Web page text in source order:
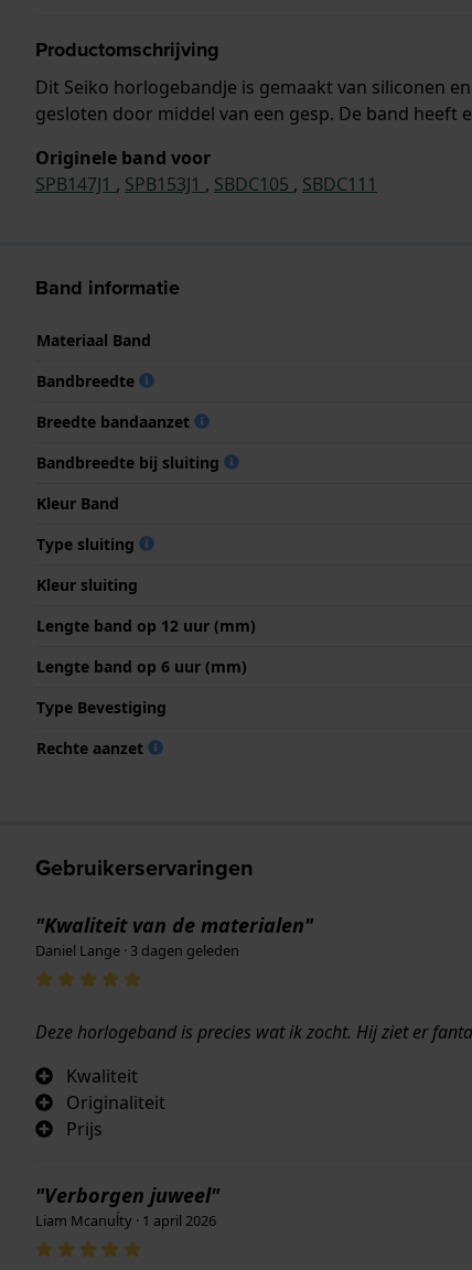
Productomschrijving
Dit Seiko horlogebandje is gemaakt van siliconen
gesloten door middel van een gesp. De band heeft
Originele band voor
SPB147J1 , SPB153J1 , SBDC105 , SBDC111
Band informatie
Materiaal Band
Bandbreedte
Breedte bandaanzet
Bandbreedte bij sluiting
Kleur Band
Type sluiting
Kleur sluiting
Lengte band op 12 uur (mm)
Lengte band op 6 uur (mm)
Type Bevestiging
Rechte aanzet
Gebruikerservaringen
"Kwaliteit van de materialen"
Daniel Lange · 3 dagen geleden
Deze horlogeband is precies wat ik zocht. Hij ziet er
Kwaliteit
Originaliteit
Prijs
"Verborgen juweel"
Liam Mcanuĺty · 1 april 2026